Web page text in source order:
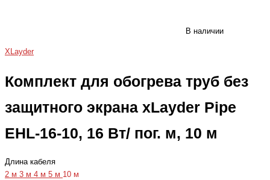
В наличии
XLayder
Комплект для обогрева труб без
защитного экрана xLayder Pipe
EHL-16-10, 16 Вт/ пог. м, 10 м
Длина кабеля
2 м 3 м 4 м 5 м 10 м